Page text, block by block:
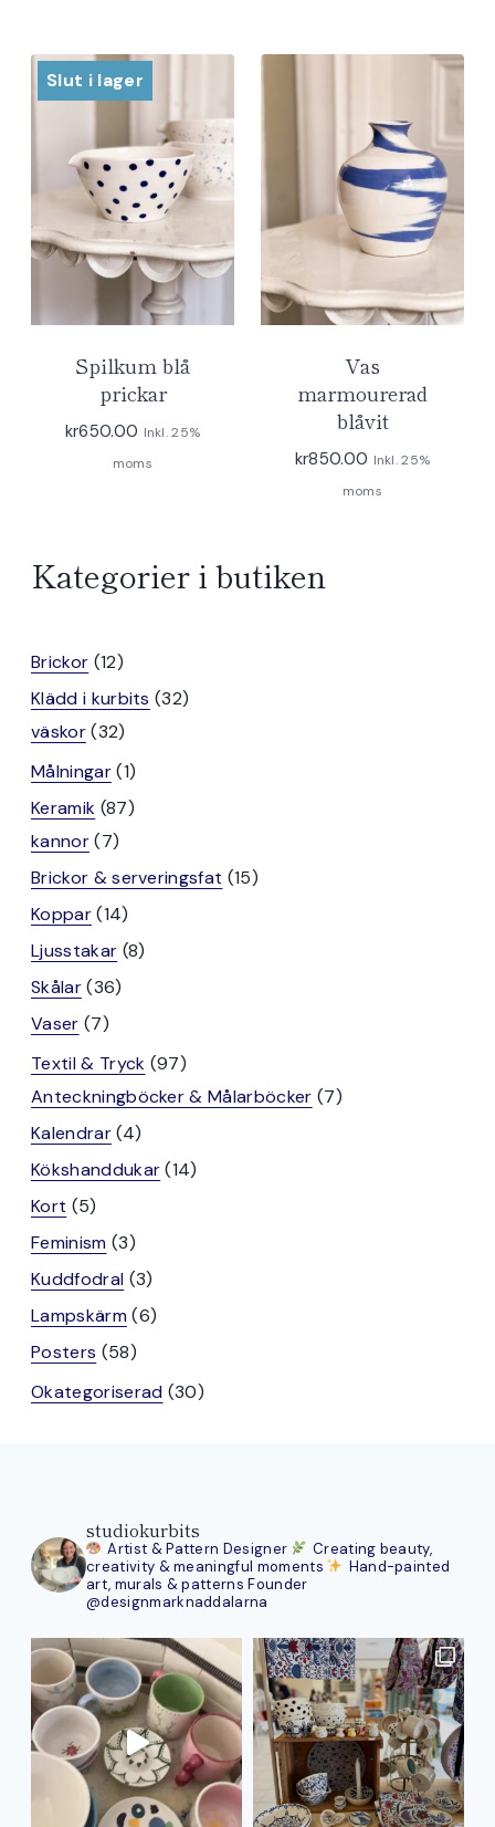
Slut i lager
Spilkum blå
prickar
kr650.00 Inkl. 25%
moms
Vas
marmourerad
blåvit
kr850.00 Inkl. 25%
moms
Kategorier i butiken
Brickor 1212
produkter
Klädd i kurbits 3232
väskor 3232
produkter
Målningar 11
produkt
Keramik 8787
kannor 77
produkter
Brickor & serveringsfat 1515
Koppar 1414
produkter
Ljusstakar 88
Skålar 3636
Vaser 77
produkter
Textil & Tryck 9797
produkter
Anteckningböcker & Målarböcker 77
Kalendrar 44
produkter
Kökshanddukar 1414
Kort 55
produkter
Feminism 33
produkter
Kuddfodral 33
produkter
Lampskärm 66
Posters 5858
produkter
Okategoriserad 3030
studiokurbits
Artist & Pattern Designer
Creating beauty,
creativity & meaningful moments
Hand-painted
art, murals & patterns Founder
@designmarknaddalarna